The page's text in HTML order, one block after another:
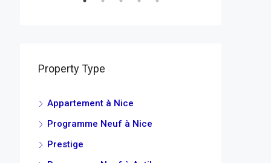
Property Type
Appartement à Nice
Programme Neuf à Nice
Prestige